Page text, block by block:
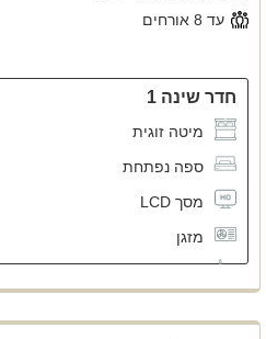
עד 8 אורחים
חדר שינה 1
מיטה זוגית
ספה נפתחת
מסך LCD
מזגן